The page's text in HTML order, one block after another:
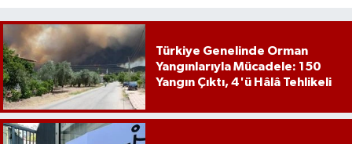
Türkiye Genelinde Orman
Yangınlarıyla Mücadele: 150
Yangın Çıktı, 4'ü Hâlâ Tehlikeli